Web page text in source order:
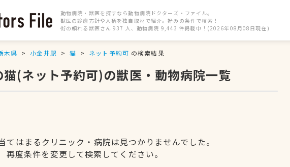
動物病院・獣医を探すなら動物病院ドクターズ・ファイル。
獣医の診療方針や人柄を独自取材で紹介。好みの条件で検索！
街の頼れる獣医さん 937 人、動物病院 9,443 件掲載中！(2026年08月08日現在)
木県 小金井駅 猫 ネット予約可 の検索結果
(ネット予約可)の獣医・動物病院一覧
てはまるクリニック・病院は見つかりませんでした。
再度条件を変更して検索してください。